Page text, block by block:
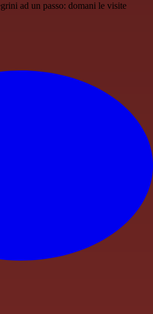
ad un passo: domani le visite